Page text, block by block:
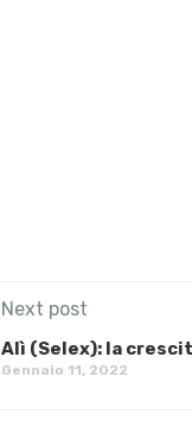
Next post
Alì (Selex): la
Gennaio 11, 2022